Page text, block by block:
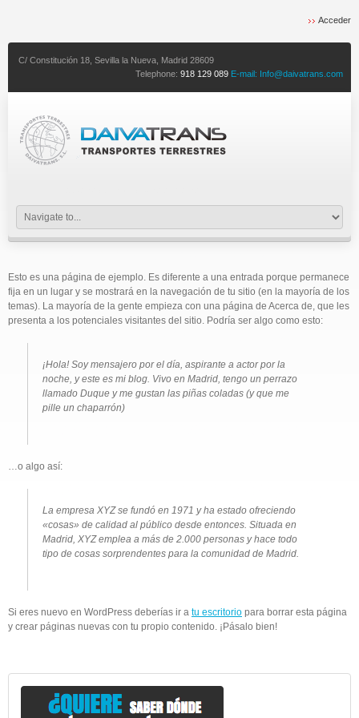
Acceder
C/ Constitución 18, Sevilla la Nueva, Madrid 28609
Telephone: 918 129 089 E-mail: Info@daivatrans.com
Esto es una página de ejemplo. Es diferente a una entrada porque permanece
fija en un lugar y se mostrará en la navegación de tu sitio (en la mayoría de los
temas). La mayoría de la gente empieza con una página de Acerca de, que les
presenta a los potenciales visitantes del sitio. Podría ser algo como esto:
¡Hola! Soy mensajero por el día, aspirante a actor por la
noche, y este es mi blog. Vivo en Madrid, tengo un perrazo
llamado Duque y me gustan las piñas coladas (y que me
pille un chaparrón)
…o algo así:
La empresa XYZ se fundó en 1971 y ha estado ofreciendo
«cosas» de calidad al público desde entonces. Situada en
Madrid, XYZ emplea a más de 2.000 personas y hace todo
tipo de cosas sorprendentes para la comunidad de Madrid.
Si eres nuevo en WordPress deberías ir a tu escritorio para borrar esta página
y crear páginas nuevas con tu propio contenido. ¡Pásalo bien!